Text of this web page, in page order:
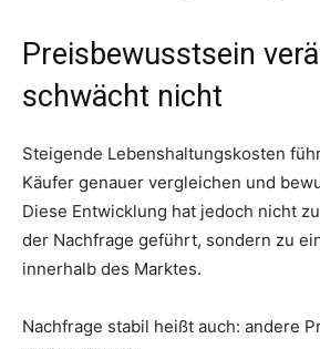
Preisbewusstsein
schwächt nicht
Steigende Lebenshaltungskosten
Käufer genauer vergleichen und
Diese Entwicklung hat jedoch nicht
der Nachfrage geführt, sondern zu
innerhalb des Marktes.
Nachfrage stabil heißt auch: andere